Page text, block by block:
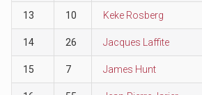
13 10 Keke Rosberg
14 26 Jacques Laffite
15 7 James Hunt